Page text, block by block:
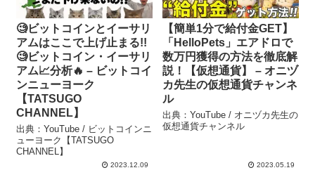
🧐ビットコインとイーサリ
アムはここで上げ止まる!!
🧐ビットコイン・イーサリ
アム📈分析🔥 – ビットコイ
ンニューヨーク
【TATSUGO
CHANNEL】
出典：YouTube / ビットコインニ
ューヨーク【TATSUGO
CHANNEL】
2023.12.09
【簡単1分で給付金GET】
「HelloPets」エアドロで
数万円獲得の方法を徹底解
説！【仮想通貨】 – オニヅ
カ先生の仮想通貨チャンネ
ル
出典：YouTube / オニヅカ先生の
仮想通貨チャンネル
2023.05.19